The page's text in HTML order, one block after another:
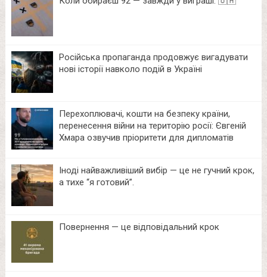
Російська пропаганда продовжує вигадувати
нові історії навколо подій в Україні
Перехоплювачі, кошти на безпеку країни,
перенесення війни на територію росії: Євгеній
Хмара озвучив пріоритети для дипломатів
Іноді найважливіший вибір — це не гучний крок,
а тихе “я готовий”.
Повернення — це відповідальний крок